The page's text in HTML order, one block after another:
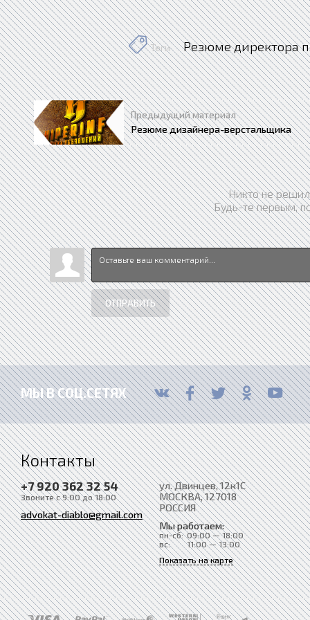
Теги Резюме директора
Предыдущий материал
Резюме дизайнера-верстальщика
Никто не
Будь-те первым,
ОТПРАВИТЬ
МЫ В СОЦ.СЕТЯХ
Контакты
+7 920 362 32 54
Звоните с 9:00 до 18:00
advokat-diablo@gmail.com
ул. Двинцев, 12к1С
МОСКВА, 127018
РОССИЯ
Мы работаем:
пн-сб: 09:00 — 18:00
вс:
11:00 — 13:00
Показать на карте